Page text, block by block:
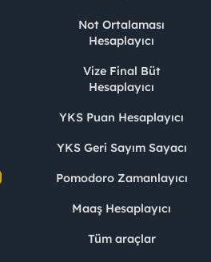
Not Ortalaması
Hesaplayıcı
Vize Final Büt
Hesaplayıcı
YKS Puan Hesaplayıcı
YKS Geri Sayım Sayacı
Pomodoro Zamanlayıcı
Maaş Hesaplayıcı
Tüm araçlar